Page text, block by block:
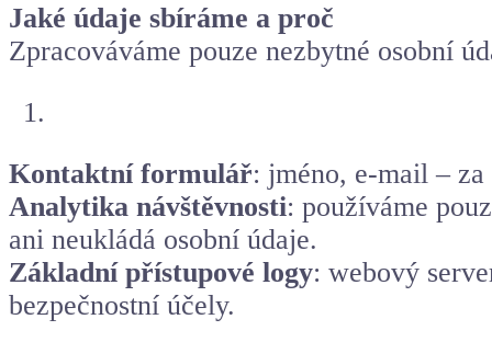
Jaké údaje sbíráme a proč
Zpracováváme pouze nezbytné osobní
Kontaktní formulář: jméno, e-mail –
Analytika návštěvnosti: používáme
ani neukládá osobní údaje.
Základní přístupové logy: webový
bezpečnostní účely.